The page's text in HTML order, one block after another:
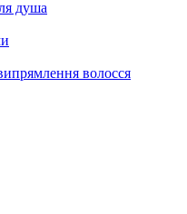
душа
волосся